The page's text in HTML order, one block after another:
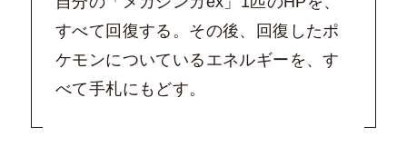
すべて回復する。その後、回復したポ
ケモンについているエネルギーを、す
べて手札にもどす。